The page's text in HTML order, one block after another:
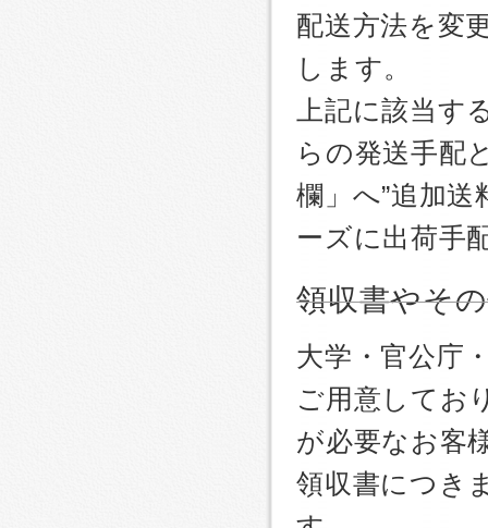
配送方法を変
します。
上記に該当
らの発送手配
欄」へ”追加
ーズに出荷手
領収書やそ
大学・官公庁
ご用意してお
が必要なお客
領収書につき